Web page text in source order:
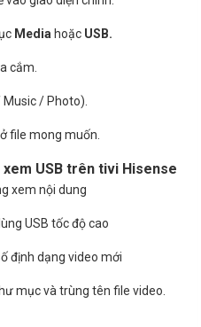
Media hoặc USB.
cắm.
/ Photo).
file mong muốn.
USB trên tivi Hisense
xem nội dung
USB tốc độ cao
định dạng video mới
mục và trùng tên file video.